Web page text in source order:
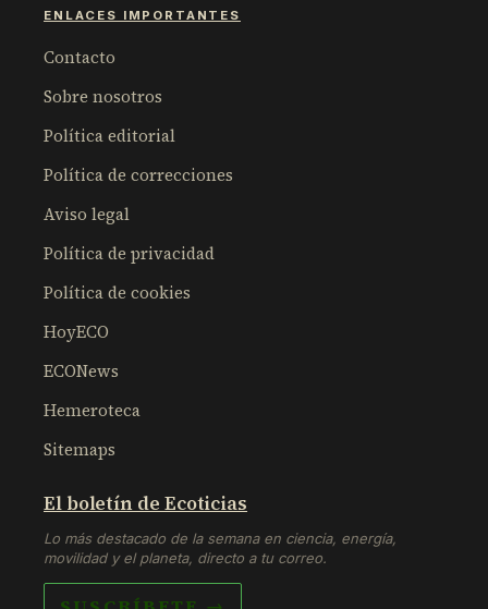
ENLACES IMPORTANTES
Contacto
Sobre nosotros
Política editorial
Política de correcciones
Aviso legal
Política de privacidad
Política de cookies
HoyECO
ECONews
Hemeroteca
Sitemaps
El boletín de Ecoticias
Lo más destacado de la semana en ciencia, energía,
movilidad y el planeta, directo a tu correo.